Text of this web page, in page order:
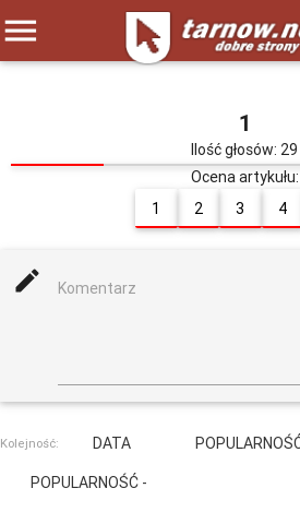
menu
1
Ilość głosów: 29
Ocena artykułu:
1
2 3 4
mode_edit Komentarz
Kolejność: DATA
POPULARNOŚĆ -